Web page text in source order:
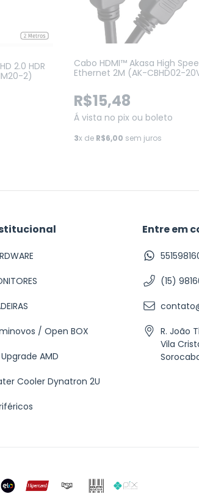
2.0 HDR
2)
Cabo HDMI™ Akasa High
Ethernet 2M (AK-CBHD02-
R$15,48
Á vista no pix ou boleto
3x de R$6,00 sem juros
/ Open BOX
AMD
Cooler Dynatron 2U
Entre em
(15)
R. João
Vila